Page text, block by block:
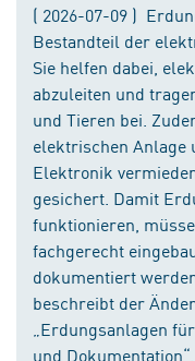
( 2026-07-09 )
Bestandteil der
Sie helfen dabei,
abzuleiten und
und Tieren bei.
elektrischen Anlage
Elektronik
gesichert. Damit
funktionieren,
fachgerecht
dokumentiert
beschreibt der
„Erdungsanlagen
und